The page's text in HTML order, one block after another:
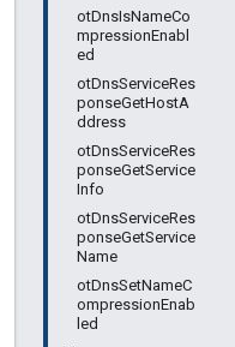
otDnsIsNameCo
mpressionEnabl
ed
otDnsServiceRes
ponseGetHostA
ddress
otDnsServiceRes
ponseGetService
Info
otDnsServiceRes
ponseGetService
Name
otDnsSetNameC
ompressionEnab
led